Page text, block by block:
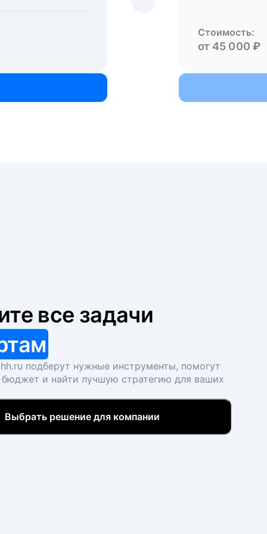
Стоимость:
от 45 000 ₽
все задачи
подберут нужные инструменты, помогут
бюджет и найти лучшую стратегию для ваших
Выбрать решение для компании